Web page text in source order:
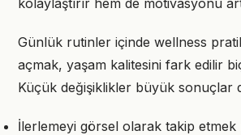
kolaylaştırır hem de motivasyonu
Günlük rutinler içinde wellness
açmak, yaşam kalitesini fark edilir
Küçük değişiklikler büyük sonuçlar
İlerlemeyi görsel olarak takip